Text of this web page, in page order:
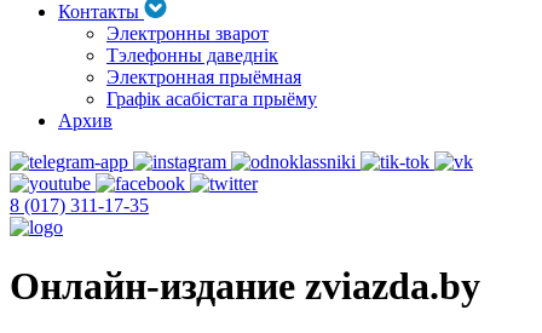
Контакты
Электронны зварот
Тэлефонны даведнік
Электронная прыёмная
Графік асабістага прыёму
Архив
8 (017) 311-17-35
Онлайн-издание zviazda.by